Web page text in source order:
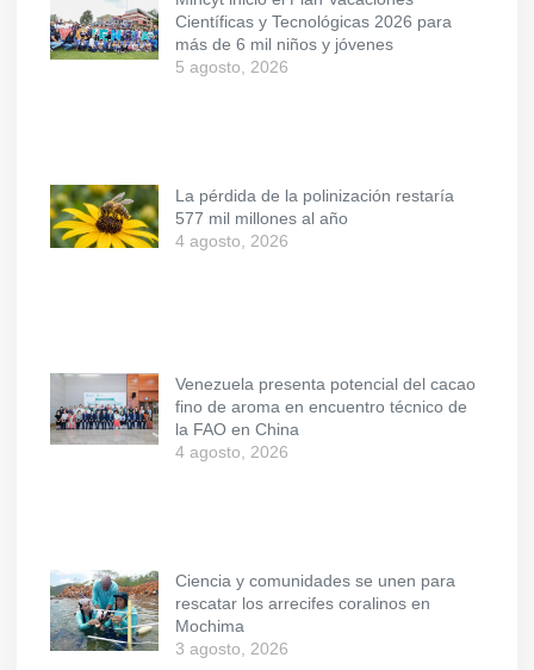
Científicas y Tecnológicas 2026 para
más de 6 mil niños y jóvenes
5 agosto, 2026
La pérdida de la polinización restaría
577 mil millones al año
4 agosto, 2026
Venezuela presenta potencial del cacao
fino de aroma en encuentro técnico de
la FAO en China
4 agosto, 2026
Ciencia y comunidades se unen para
rescatar los arrecifes coralinos en
Mochima
3 agosto, 2026